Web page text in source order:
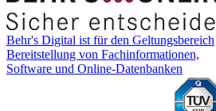
Behr's Digital ist für den Geltungsbereich
Bereitstellung von Fachinformationen,
Software und Online-Datenbanken